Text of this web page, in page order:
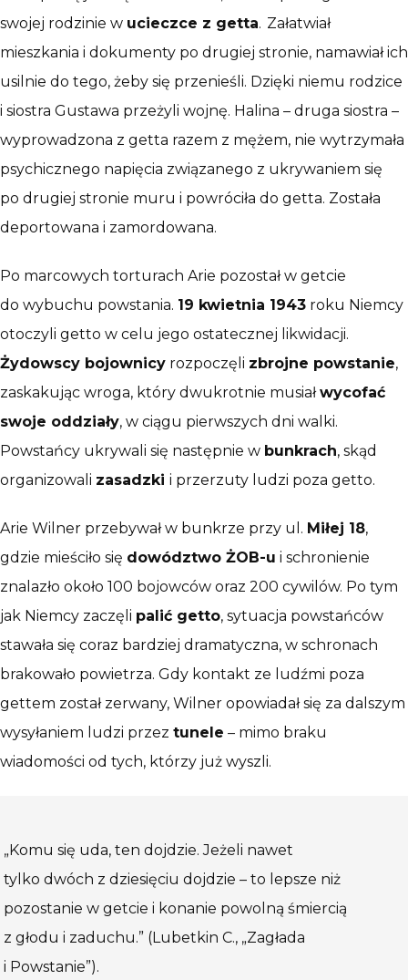
swojej rodzinie w ucieczce z getta. Załatwiał
mieszkania i dokumenty po drugiej stronie, namawiał ich
usilnie do tego, żeby się przenieśli. Dzięki niemu rodzice
i siostra Gustawa przeżyli wojnę. Halina – druga siostra –
wyprowadzona z getta razem z mężem, nie wytrzymała
psychicznego napięcia związanego z ukrywaniem się
po drugiej stronie muru i powróciła do getta. Została
deportowana i zamordowana.
Po marcowych torturach Arie pozostał w getcie
do wybuchu powstania. 19 kwietnia 1943 roku Niemcy
otoczyli getto w celu jego ostatecznej likwidacji.
Żydowscy bojownicy rozpoczęli zbrojne powstanie,
zaskakując wroga, który dwukrotnie musiałwycofać
swoje oddziały, w ciągu pierwszych dni walki.
Powstańcy ukrywali się następnie w bunkrach, skąd
organizowali zasadzki i przerzuty ludzi poza getto.
Arie Wilner przebywał w bunkrze przy ul. Miłej 18,
gdzie mieściło się dowództwo ŻOB-u i schronienie
znalazło około 100 bojowców oraz 200 cywilów. Po tym
jak Niemcy zaczęli palić getto, sytuacja powstańców
stawała się coraz bardziej dramatyczna, w schronach
brakowało powietrza. Gdy kontakt ze ludźmi poza
gettem został zerwany, Wilner opowiadał się za dalszym
wysyłaniem ludzi przez tunele – mimo braku
wiadomości od tych, którzy już wyszli.
„Komu się uda, ten dojdzie. Jeżeli nawet
tylko dwóch z dziesięciu dojdzie – to lepsze niż
pozostanie w getcie i konanie powolną śmiercią
z głodu i zaduchu.” (Lubetkin C., „Zagłada
i Powstanie”).